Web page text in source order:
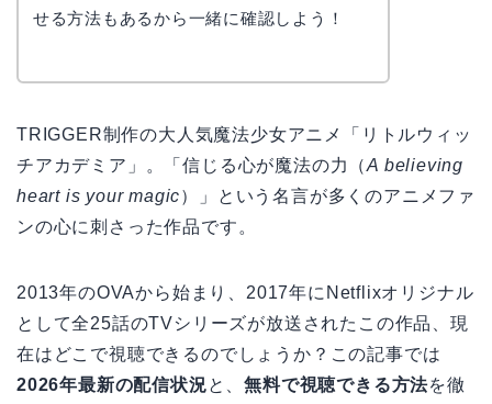
せる方法もあるから一緒に確認しよう！
TRIGGER制作の大人気魔法少女アニメ「リトルウィッ
チアカデミア」。「信じる心が魔法の力（A believing
heart is your magic）」という名言が多くのアニメファ
ンの心に刺さった作品です。
2013年のOVAから始まり、2017年にNetflixオリジナル
として全25話のTVシリーズが放送されたこの作品、現
在はどこで視聴できるのでしょうか？この記事では
2026年最新の配信状況と、無料で視聴できる方法を徹